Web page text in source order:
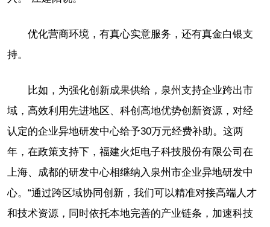
优化营商环境，有真心实意服务，还有真金白银支
持。
比如，为强化创新成果供给，泉州支持企业跨出市
域，高效利用先进地区、科创高地优势创新资源，对经
认定的企业异地研发中心给予30万元经费补助。这两
年，在政策支持下，福建火炬电子科技股份有限公司在
上海、成都的研发中心相继纳入泉州市企业异地研发中
心。“通过跨区域协同创新，我们可以精准对接高端人才
和技术资源，同时依托本地完善的产业链条，加速科技